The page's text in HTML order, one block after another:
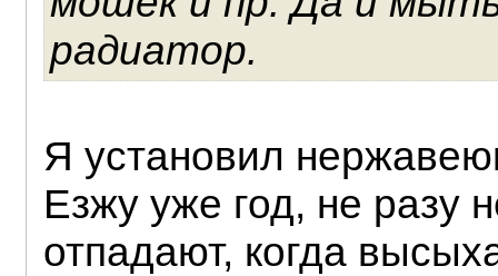
радиатор.
Я установил
Езжу уже год, не разу
отпадают, когда